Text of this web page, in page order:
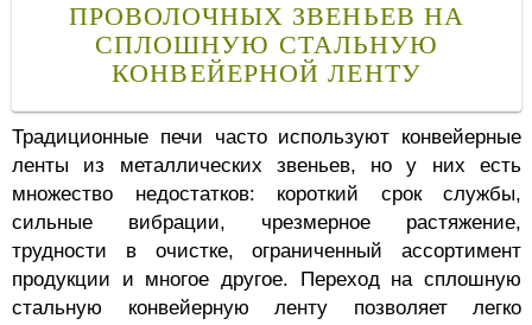
ПРОВОЛОЧНЫХ ЗВЕНЬЕВ НА
СПЛОШНУЮ СТАЛЬНУЮ
КОНВЕЙЕРНОЙ ЛЕНТУ
Традиционные печи часто используют конвейерные
ленты из металлических звеньев, но у них есть
множество недостатков: короткий срок службы,
сильные вибрации, чрезмерное растяжение,
трудности в очистке, ограниченный ассортимент
продукции и многое другое. Переход на сплошную
стальную конвейерную ленту позволяет легко